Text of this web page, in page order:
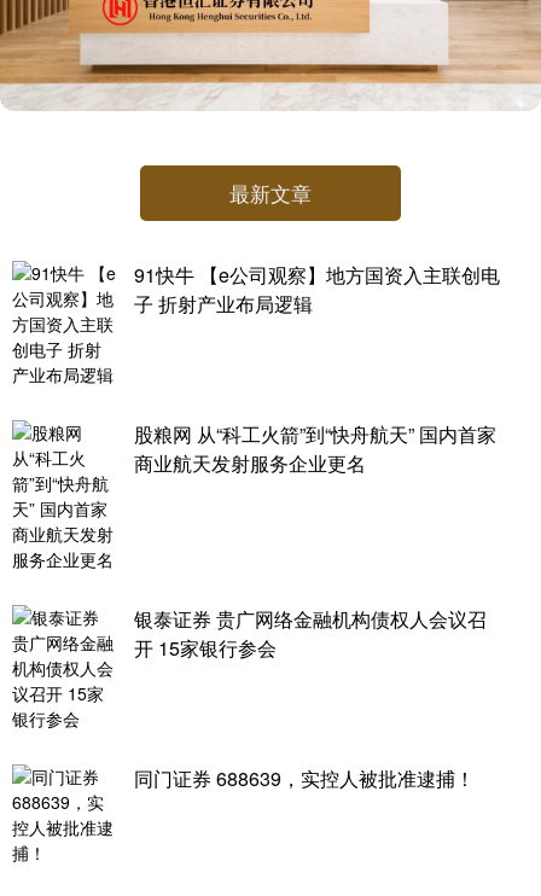
最新文章
91快牛 【e公司观察】地方国资入主联创电
子 折射产业布局逻辑
股粮网 从“科工火箭”到“快舟航天” 国内首家
商业航天发射服务企业更名
银泰证券 贵广网络金融机构债权人会议召
开 15家银行参会
同门证券 688639，实控人被批准逮捕！